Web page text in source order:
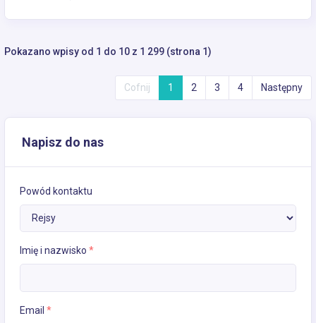
Pokazano wpisy od 1 do 10 z 1 299 (strona 1)
Cofnij 1 2 3 4 Następny
Napisz do nas
Powód kontaktu
Imię i nazwisko *
Email *